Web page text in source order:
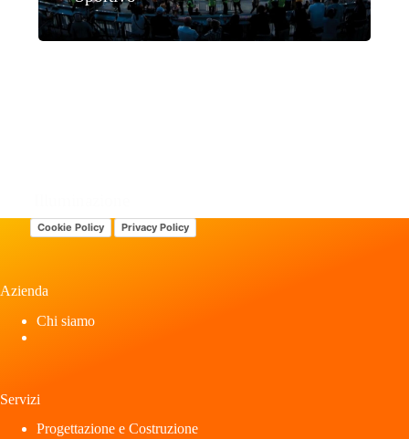
Cookie Policy Privacy Policy
Azienda
Chi siamo
Servizi
Progettazione e Costruzione